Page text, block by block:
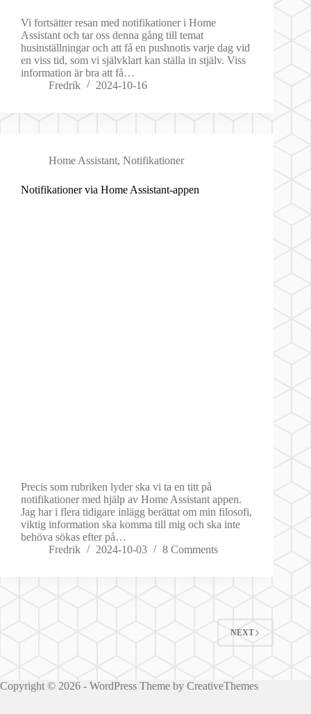
Vi fortsätter resan med notifikationer i Home
Assistant och tar oss denna gång till temat
husinställningar och att få en pushnotis varje dag vid
en viss tid, som vi självklart kan ställa in stjälv. Viss
information är bra att få…
Fredrik
2024-10-16
Home Assistant, Notifikationer
Notifikationer via Home Assistant-appen
Precis som rubriken lyder ska vi ta en titt på
notifikationer med hjälp av Home Assistant appen.
Jag har i flera tidigare inlägg berättat om min filosofi,
viktig information ska komma till mig och ska inte
behöva sökas efter på…
Fredrik
2024-10-03 8 Comments
NEXT
Copyright © 2026 - WordPress Theme by CreativeThemes